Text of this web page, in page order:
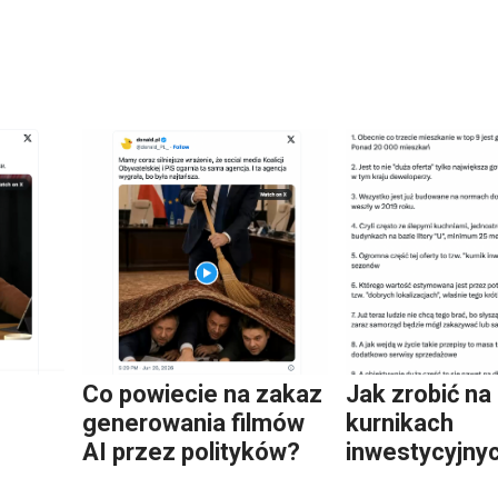
Co powiecie na zakaz
generowania filmów
AI przez polityków?
Jak zrobić na
kurnikach